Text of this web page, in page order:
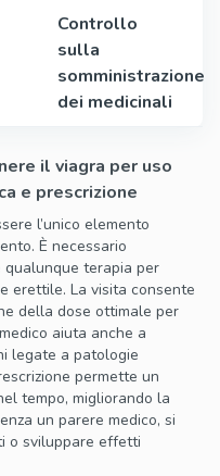
Controllo
sulla
somministrazione
dei medicinali
il viagra per uso
e prescrizione
l’unico elemento
È necessario
qualunque terapia per
erettile. La visita consente
della dose ottimale per
aiuta anche a
legate a patologie
permette un
tempo, migliorando la
un parere medico, si
o sviluppare effetti